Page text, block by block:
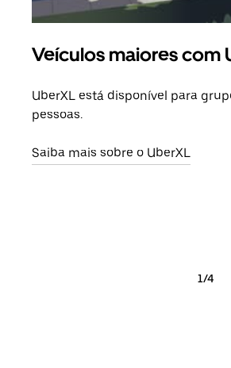
Veículos maiores com
UberXL está disponível para
pessoas.
Saiba mais sobre o UberXL
1/4